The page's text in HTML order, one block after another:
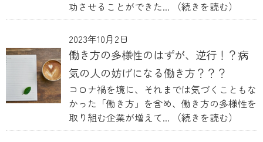
功させることができた...
（続きを読む）
2023年10月2日
働き方の多様性のはずが、逆行！？病
気の人の妨げになる働き方？？？
コロナ禍を境に、それまでは気づくこともな
かった「働き方」を含め、働き方の多様性を
取り組む企業が増えて...
（続きを読む）